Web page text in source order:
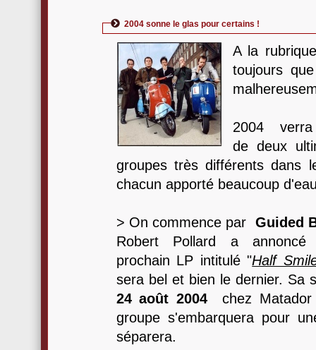
2004 sonne le glas pour certains !
A la
toujours
2004
de deux
groupes très différents dans
chacun apporté beaucoup
> On commence par Guided
Robert Pollard a
prochain LP intitulé "Half
sera bel et bien le dernier. Sa
24 août 2004chez Matador
groupe s'embarquera pour
séparera.